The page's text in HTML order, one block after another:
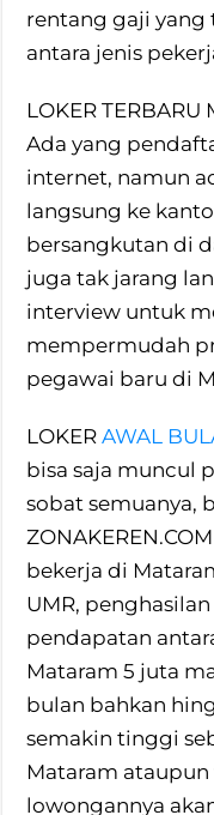
rentang gaji yang
antara jenis
LOKER TERBARU
Ada yang
internet, namun
langsung ke
bersangkutan di
juga tak jarang
interview untuk
mempermudah
pegawai baru di
LOKERAWAL
bisa saja muncul
sobat semuanya,
bekerja di
UMR,
pendapatan
Mataram 5 juta
bulan bahkan
semakin tinggi
Mataram
lowongannya